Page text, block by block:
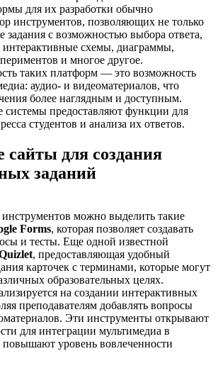
для их разработки обычно
инструментов, позволяющих не только
задания с возможностью выбора ответа,
интерактивные схемы, диаграммы,
и многое другое.
таких платформ — это возможность
аудио- и видеоматериалов, что
более наглядным и доступным.
системы предоставляют функции для
студентов и анализа их ответов.
для создания
заданий
можно выделить такие
Forms, которая позволяет создавать
и тесты. Еще одной известной
, предоставляющая удобный
карточек с терминами, которые могут
образовательных целях.
на создании интерактивных
преподавателям добавлять вопросы
Эти инструменты открывают
для интеграции мультимедиа в
уровень вовлеченности